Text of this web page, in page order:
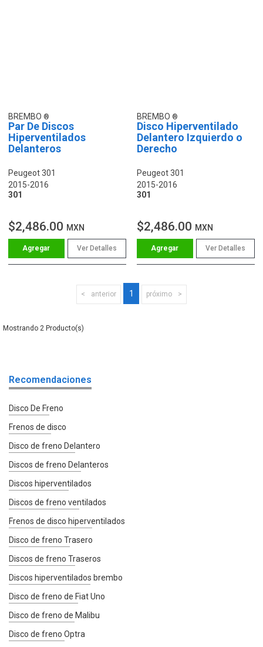
BREMBO
Par De Discos
Hiperventilados
Delanteros
Peugeot 301
2015-2016
301
$2,486.00 MXN
Ver Detalles
BREMBO
Disco Hiperventilado
Delantero Izquierdo o
Derecho
Peugeot 301
2015-2016
301
$2,486.00 MXN
Ver Detalles
anterior 1 próximo
2
Recomendaciones
Disco De Freno
Frenos de disco
Disco de freno Delantero
Discos de freno Delanteros
Discos hiperventilados
Discos de freno ventilados
Frenos de disco hiperventilados
Disco de freno Trasero
Discos de freno Traseros
Discos hiperventilados brembo
Disco de freno de Fiat Uno
Disco de freno de Malibu
Disco de freno Optra